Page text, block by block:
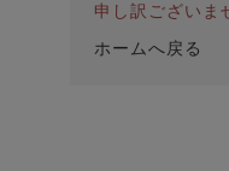
申し訳ございま
ホームへ戻る